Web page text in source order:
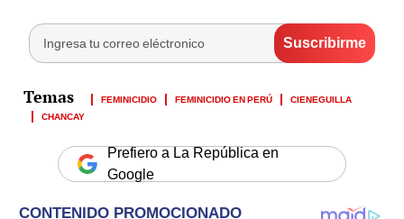
FEMINICIDIO FEMINICIDIO EN PERÚ
CIENEGUILLA
CHANCAY
Prefiero a La República en
Google